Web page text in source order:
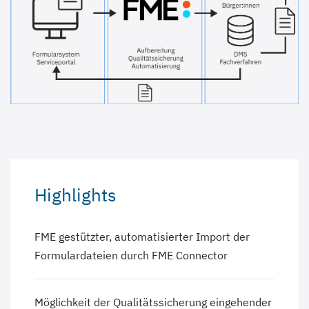
Highlights
FME gestützter, automatisierter Import der
Formulardateien durch FME Connector
Möglichkeit der Qualitätssicherung eingehender